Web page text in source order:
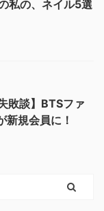
私の、ネイル5選
敗談】BTSファ
新規会員に！